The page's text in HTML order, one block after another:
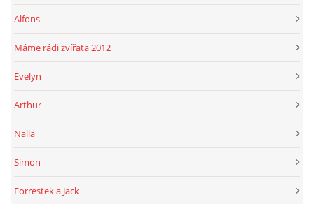
Alfons
Máme rádi zvířata 2012
Evelyn
Arthur
Nalla
Simon
Forrestek a Jack